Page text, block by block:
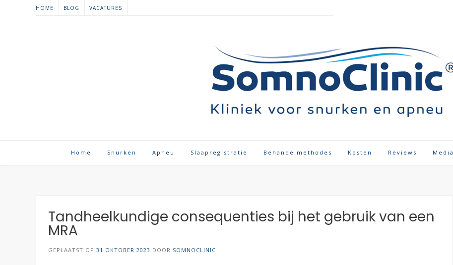
HOME BLOG VACATURES
Home Snurken Apneu Slaapregistratie Behandelmethodes Kosten Reviews Media
Tandheelkundige consequenties bij het gebruik van een
MRA
GEPLAATST OP 31 OKTOBER 2023 DOOR SOMNOCLINIC